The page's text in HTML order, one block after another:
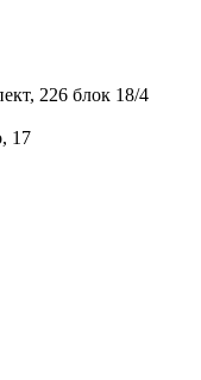
226 блок 18/4
17